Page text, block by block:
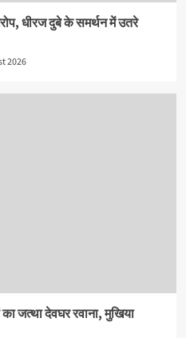
धीरज दुबे के समर्थन में उतरे
2026
जत्था देवघर रवाना, मुखिया